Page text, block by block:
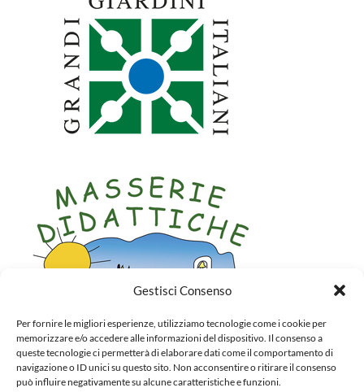
Gestisci Consenso
Per fornire le migliori esperienze, utilizziamo tecnologie come i cookie per
memorizzare e/o accedere alle informazioni del dispositivo. Il consenso a
queste tecnologie ci permetterà di elaborare dati come il comportamento di
navigazione o ID unici su questo sito. Non acconsentire o ritirare il consenso
può influire negativamente su alcune caratteristiche e funzioni.